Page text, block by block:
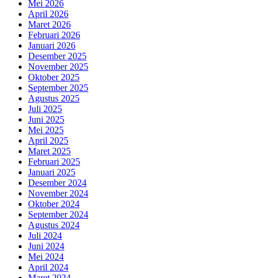
Mei 2026
April 2026
Maret 2026
Februari 2026
Januari 2026
Desember 2025
November 2025
Oktober 2025
September 2025
Agustus 2025
Juli 2025
Juni 2025
Mei 2025
April 2025
Maret 2025
Februari 2025
Januari 2025
Desember 2024
November 2024
Oktober 2024
September 2024
Agustus 2024
Juli 2024
Juni 2024
Mei 2024
April 2024